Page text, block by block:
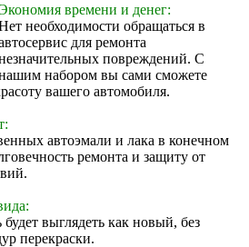
времени и денег:
необходимости обращаться в
для ремонта
повреждений. С
набором вы сами сможете
вашего автомобиля.
автоэмали и лака в конечном
ремонта и защиту от
выглядеть как новый, без
перекраски.